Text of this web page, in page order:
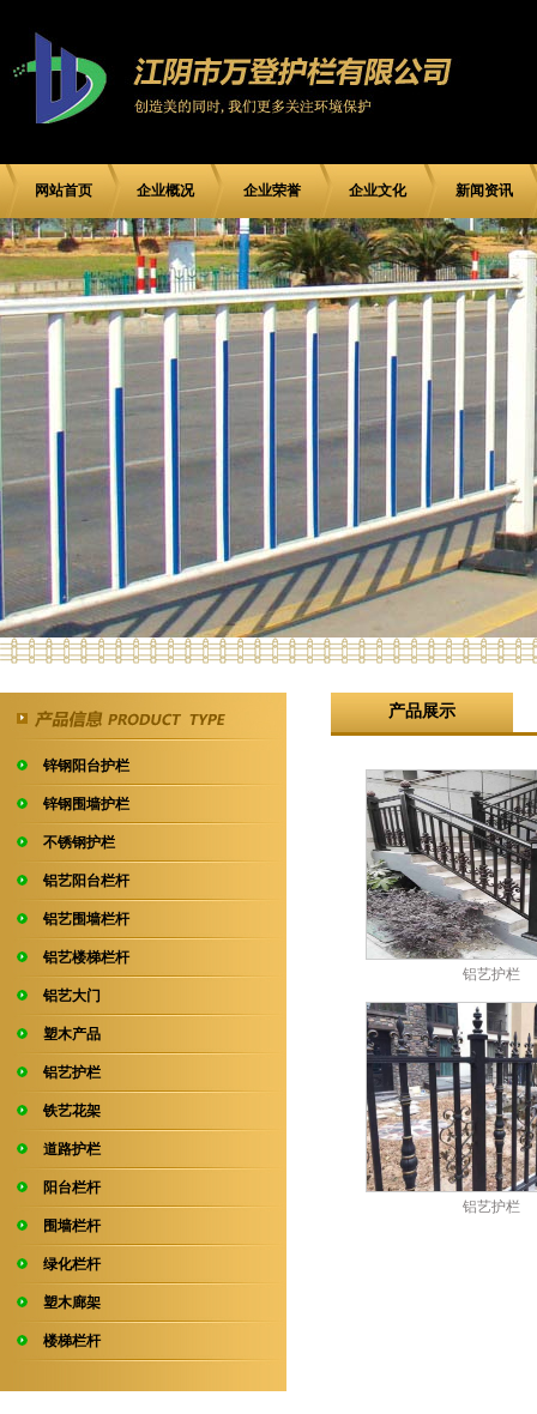
网站首页 企业概况 企业荣誉 企业文化 新闻资讯
锌钢阳台护栏
锌钢围墙护栏
不锈钢护栏
铝艺阳台栏杆
铝艺围墙栏杆
铝艺楼梯栏杆
铝艺大门
塑木产品
铝艺护栏
铁艺花架
道路护栏
阳台栏杆
围墙栏杆
绿化栏杆
塑木廊架
楼梯栏杆
产品展示
铝艺护栏
铝艺护栏